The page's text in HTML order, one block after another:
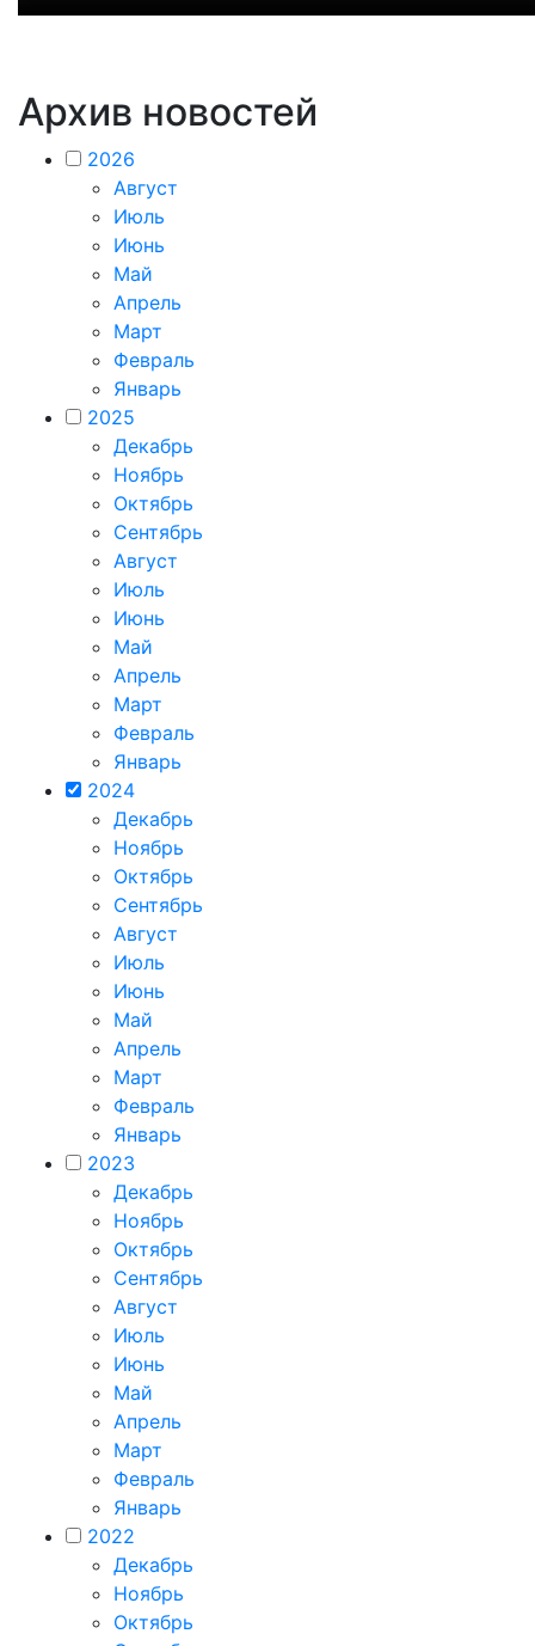
Архив новостей
2026
Август
Июль
Июнь
Май
Апрель
Март
Февраль
Январь
2025
Декабрь
Ноябрь
Октябрь
Сентябрь
Август
Июль
Июнь
Май
Апрель
Март
Февраль
Январь
2024
Декабрь
Ноябрь
Октябрь
Сентябрь
Август
Июль
Июнь
Май
Апрель
Март
Февраль
Январь
2023
Декабрь
Ноябрь
Октябрь
Сентябрь
Август
Июль
Июнь
Май
Апрель
Март
Февраль
Январь
2022
Декабрь
Ноябрь
Октябрь